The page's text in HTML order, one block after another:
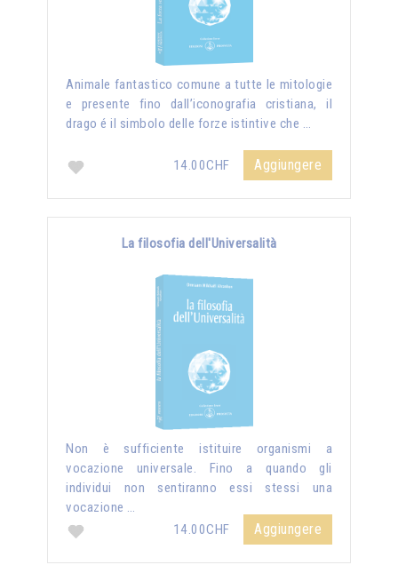
Animale fantastico comune a tutte le mitologie
e presente fino dall’iconografia cristiana, il
drago é il simbolo delle forze istintive che …
14.00CHF Aggiungere
La filosofia dell'Universalità
Non è sufficiente istituire organismi a
vocazione universale. Fino a quando gli
individui non sentiranno essi stessi una
vocazione …
14.00CHF
Aggiungere